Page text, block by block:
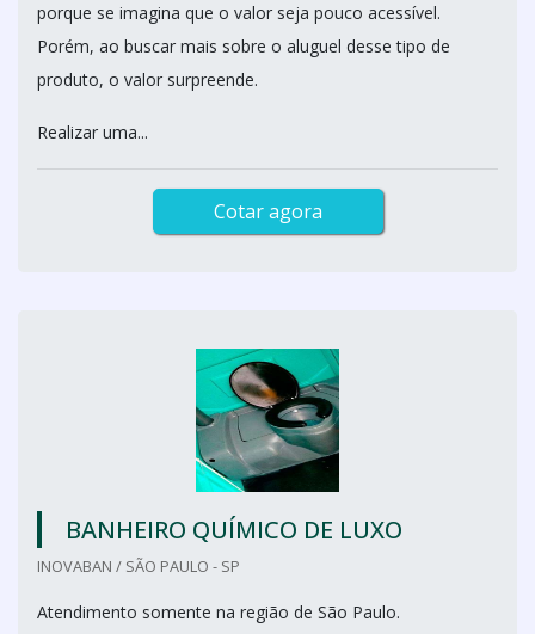
porque se imagina que o valor seja pouco acessível.
Porém, ao buscar mais sobre o aluguel desse tipo de
produto, o valor surpreende.
Realizar uma...
Cotar agora
BANHEIRO QUÍMICO DE LUXO
INOVABAN / SÃO PAULO - SP
Atendimento somente na região de São Paulo.